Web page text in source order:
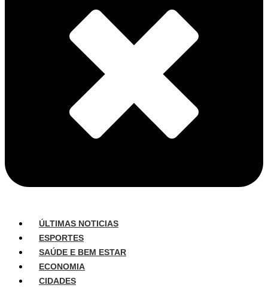
ÚLTIMAS NOTICIAS
ESPORTES
SAÚDE E BEM ESTAR
ECONOMIA
CIDADES